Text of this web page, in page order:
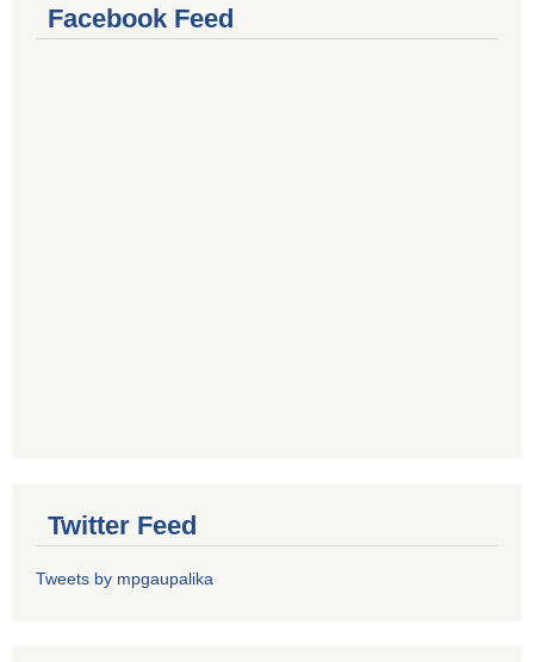
Facebook Feed
Twitter Feed
Tweets by mpgaupalika